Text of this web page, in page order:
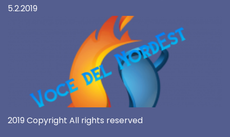
5.2.2019
2019 Copyright All rights reserved